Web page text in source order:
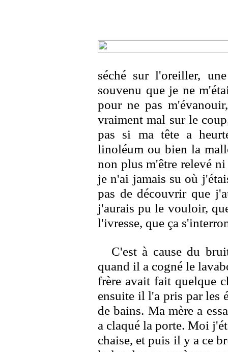
séché sur l'oreiller,
souvenu que je ne
pour ne pas
vraiment mal sur le
pas si ma tête a
linoléum ou bien la
non plus m'être relevé
je n'ai jamais su où
pas de découvrir que
j'aurais pu le vouloir,
l'ivresse, que ça
C'est à cause du
quand il a cogné le
frère avait fait quelque
ensuite il l'a pris par les
de bains. Ma mère a
a claqué la porte. Moi
chaise, et puis il y a ce